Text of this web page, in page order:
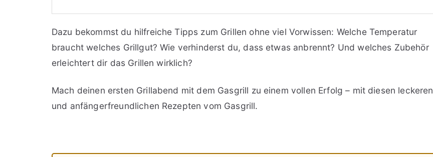
Dazu bekommst du hilfreiche Tipps zum Grillen ohne viel Vorwissen: Welche Temperatur
braucht welches Grillgut? Wie verhinderst du, dass etwas anbrennt? Und welches Zubehör
erleichtert dir das Grillen wirklich?
Mach deinen ersten Grillabend mit dem Gasgrill zu einem vollen Erfolg – mit diesen leckeren
und anfängerfreundlichen Rezepten vom Gasgrill.